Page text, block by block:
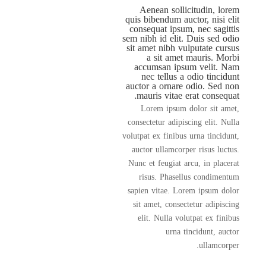
Aenean sollicitudin, lorem
quis bibendum auctor, nisi elit
consequat ipsum, nec sagittis
sem nibh id elit. Duis sed odio
sit amet nibh vulputate cursus
a sit amet mauris. Morbi
accumsan ipsum velit. Nam
nec tellus a odio tincidunt
auctor a ornare odio. Sed non
mauris vitae erat consequat.
Lorem ipsum dolor sit amet,
consectetur adipiscing elit. Nulla
volutpat ex finibus urna tincidunt,
auctor ullamcorper risus luctus.
Nunc et feugiat arcu, in placerat
risus. Phasellus condimentum
sapien vitae. Lorem ipsum dolor
sit amet, consectetur adipiscing
elit. Nulla volutpat ex finibus
urna tincidunt, auctor
ullamcorper.